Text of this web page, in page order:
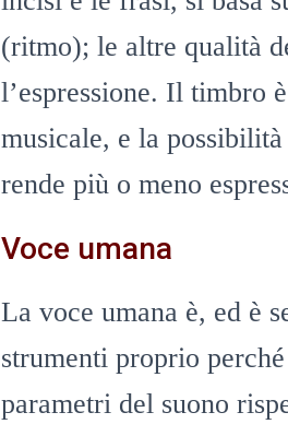
(ritmo); le altre qualità
l’espressione. Il timbro
musicale, e la
rende più o meno
Voce umana
La voce umana è, ed è
strumenti proprio
parametri del suono